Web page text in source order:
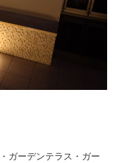
ガーデンテラス・ガー